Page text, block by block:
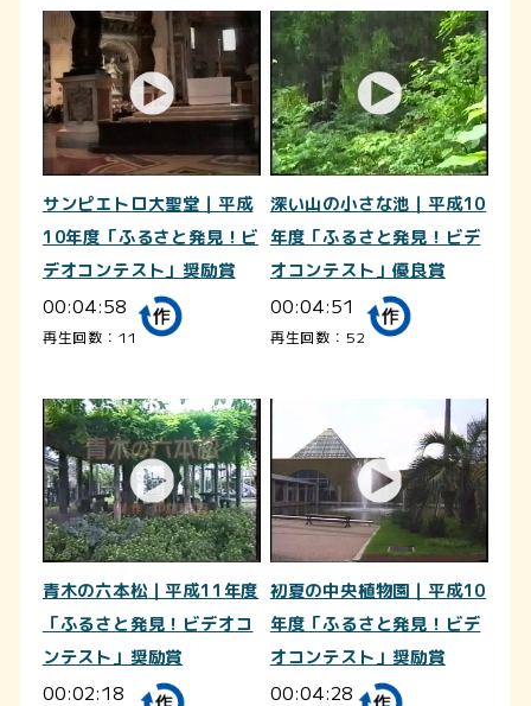
サンピエトロ大聖堂｜平成
10年度「ふるさと発見！ビ
デオコンテスト」奨励賞
00:04:58
再生回数：11
深い山の小さな池｜平成10
年度「ふるさと発見！ビデ
オコンテスト」優良賞
00:04:51
再生回数：52
青木の六本松｜平成11年度
「ふるさと発見！ビデオコ
ンテスト」奨励賞
00:02:18
初夏の中央植物園｜平成10
年度「ふるさと発見！ビデ
オコンテスト」奨励賞
00:04:28